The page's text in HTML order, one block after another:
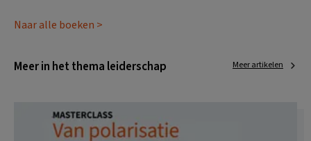
Naar alle boeken >
Meer in het thema leiderschap Meer artikelen